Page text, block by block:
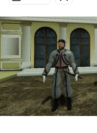
Economia
Sport
PODCAST
NEWSLETTER